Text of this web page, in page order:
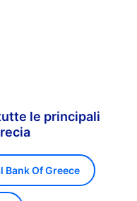
le principali
Bank Of Greece